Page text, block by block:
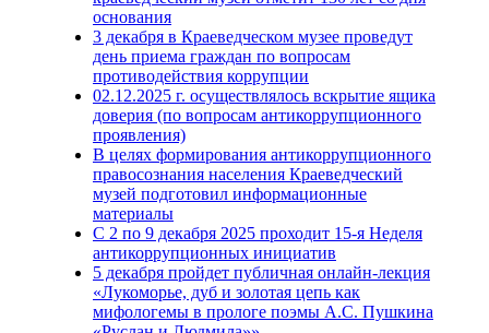
основания
3 декабря в Краеведческом музее проведут
день приема граждан по вопросам
противодействия коррупции
02.12.2025 г. осуществлялось вскрытие ящика
доверия (по вопросам антикоррупционного
проявления)
В целях формирования антикоррупционного
правосознания населения Краеведческий
музей подготовил информационные
материалы
С 2 по 9 декабря 2025 проходит 15-я Неделя
антикоррупционных инициатив
5 декабря пройдет публичная онлайн-лекция
«Лукоморье, дуб и золотая цепь как
мифологемы в прологе поэмы А.С. Пушкина